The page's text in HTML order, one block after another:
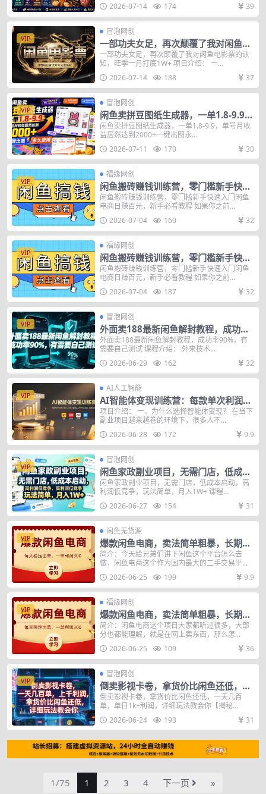
2026-07-14
174 39
VIP
冒泡网创
一部功夫女足，再次颠覆了我对闲鱼电
影票的认知，旺季一月打底1W+
一部功夫女足，再次颠覆了我对闲鱼电影票的认
知，旺季一月打底1W+ 项目介绍： 一...
2026-07-14
188 37
VIP
冒泡网创
闲鱼卖拼豆图纸生成器，一单1.8-9.9，
单号月收益居然达到2000+一键出图永
久使用
闲鱼卖拼豆图纸生成器，一单1.8-9.9，单号月收
益居然达到2000+一键出图永...
2026-07-11
170 30
VIP
福缘网创
闲鱼搬砖赚钱训练营，零门槛新手快速
入门闲鱼电商日赚百元，新手必看教程
闲鱼搬砖赚钱训练营，零门槛新手快速入门闲鱼
电商日赚百元，新手必看教程 如果你之前...
2026-07-04
160 32
VIP
福缘网创
闲鱼搬砖赚钱训练营，零门槛新手快速
入门闲鱼电商日赚百元，新手必看教程
闲鱼搬砖赚钱训练营，零门槛新手快速入门闲鱼
电商日赚百元，新手必看教程 如果你之前...
2026-07-04
187 32
VIP
冒泡网创
外面卖188最新闲鱼解封教程，成功率
90%，有需要自己测试
外面卖188最新闲鱼解封教程，成功率90%，有
需要自己测试 课程介绍： 外来技术...
2026-06-29
162 32
VIP
AI人工智能
AI智能体变现训练营：每款单次利润40
-100+，闲鱼小红书公众号多平台分
发，月赚10000+
项目介绍： 一、为什么选择智能体变现？ 在当下
副业项目越来越卷的环境下，很多人不...
2026-06-28
172 9.9
VIP
冒泡网创
闲鱼家政副业项目，无需门店，低成本
启动，高利润低竞争，玩法简单，月入
1W+
闲鱼家政副业项目，无需门店，低成本启动，高
利润低竞争，玩法简单，月入1W+ 课程...
2026-06-27
154 31
VIP
闲鱼无货源
爆款闲鱼电商，卖法简单粗暴，长期稳
定可做，一单利润300
简介：今天给兄弟们讲下闲鱼这个平台怎么去
做，闲鱼电商这个作为国内最大的二手交易平...
2026-06-25
199 9.9
VIP
福缘网创
爆款闲鱼电商，卖法简单粗暴，长期稳
定可做，一单利润300
简介：闲鱼电商这个项目大家都听过很多，大部
分也都能理解，就是在网上卖东西，那么怎...
2026-06-25
109 36
VIP
冒泡网创
倒卖影视卡卷，拿货价比闲鱼还低，一
天几百单，单日1k+利润，详细玩法教
会你【揭秘】
倒卖影视卡卷，拿货价比闲鱼还低，一天几百
单，单日1k+利润，详细玩法教会你【揭秘...
2026-06-24
193 31
1/75 1 2 3 4 下一页 »